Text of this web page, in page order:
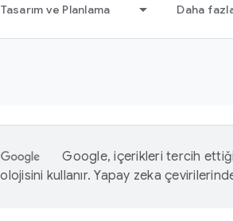
Tasarım ve Planlama Daha
Google, içerikleri tercih
kullanır. Yapay zeka